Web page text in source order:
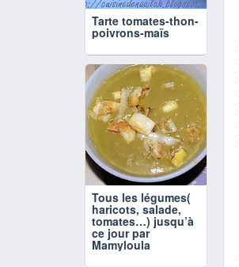
Tarte tomates-thon-
poivrons-maïs
Tous les légumes(
haricots, salade,
tomates…) jusqu’à
ce jour par
Mamyloula